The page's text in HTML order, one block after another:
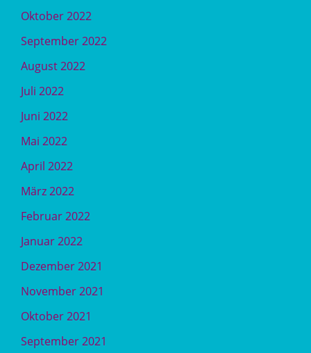
Oktober 2022
September 2022
August 2022
Juli 2022
Juni 2022
Mai 2022
April 2022
März 2022
Februar 2022
Januar 2022
Dezember 2021
November 2021
Oktober 2021
September 2021